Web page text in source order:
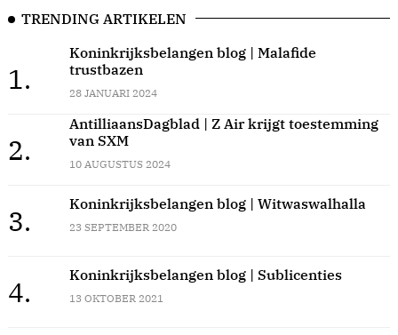
TRENDING ARTIKELEN
1.
Koninkrijksbelangen blog | Malafide
trustbazen
28 JANUARI 2024
2.
AntilliaansDagblad | Z Air krijgt toestemming
van SXM
10 AUGUSTUS 2024
3.
Koninkrijksbelangen blog | Witwaswalhalla
23 SEPTEMBER 2020
4.
Koninkrijksbelangen blog | Sublicenties
13 OKTOBER 2021